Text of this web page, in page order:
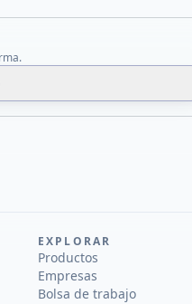
EXPLORAR
Productos
Empresas
Bolsa de trabajo